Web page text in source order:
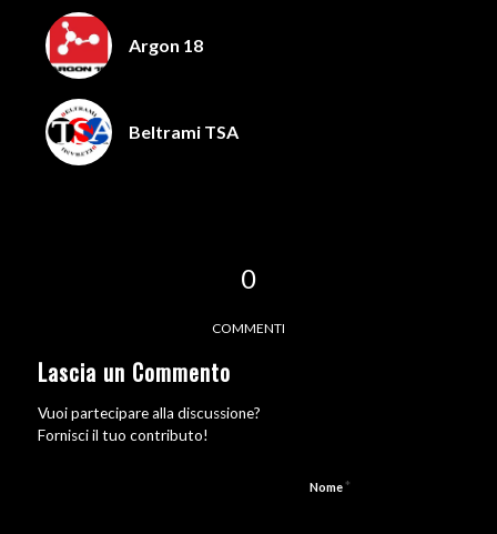
Argon 18
Beltrami TSA
0
COMMENTI
Lascia un Commento
Vuoi partecipare alla discussione?
Fornisci il tuo contributo!
Nome*